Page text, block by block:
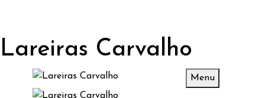
Lareiras Carvalho
Menu